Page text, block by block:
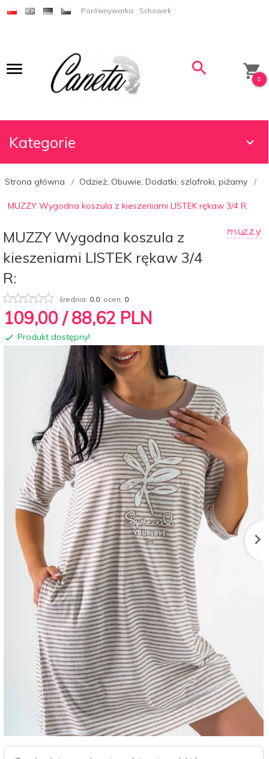
Porównywarka Schowek
0
Kategorie
Strona główna Odzież, Obuwie, Dodatki, szlafroki, piżamy
MUZZY Wygodna koszula z kieszeniami LISTEK rękaw 3/4 R:
MUZZY Wygodna koszula z
kieszeniami LISTEK rękaw 3/4
R:
średnia: 0.0ocen: 0
109,00 / 88,62 PLN
Produkt dostępny!